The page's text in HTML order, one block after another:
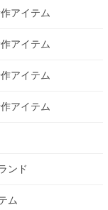
アイテム
アイテム
アイテム
アイテム
ンド
ム